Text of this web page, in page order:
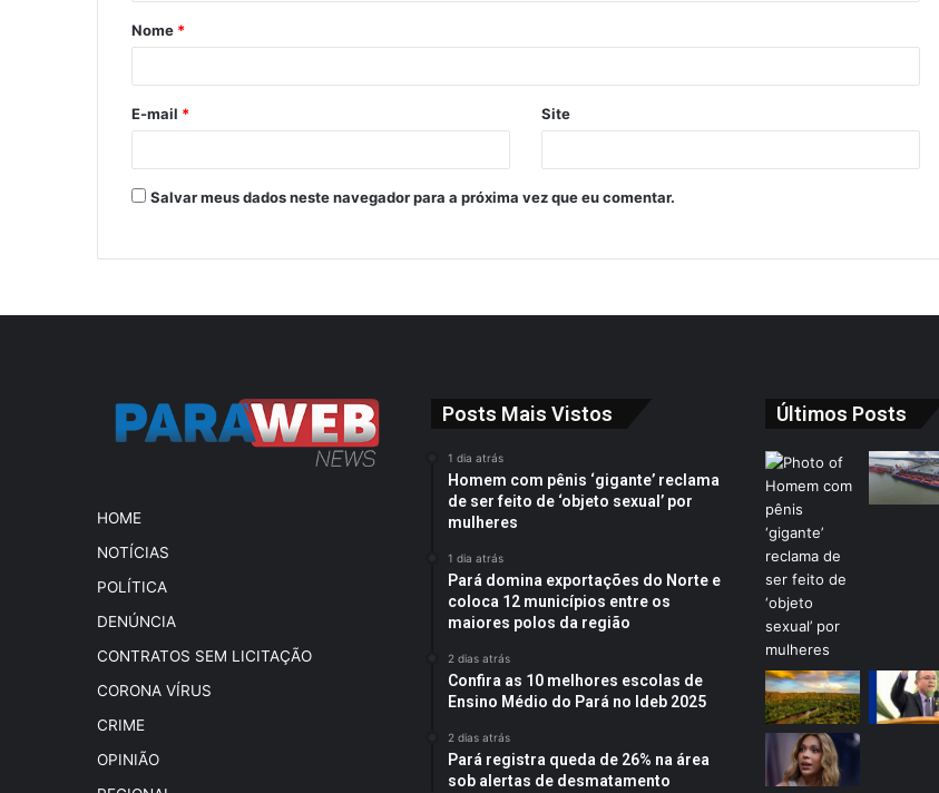
Nome *
E-mail * Site
Salvar meus dados neste navegador para a próxima vez que eu comentar.
HOME
NOTÍCIAS
POLÍTICA
DENÚNCIA
CONTRATOS SEM LICITAÇÃO
CORONA VÍRUS
CRIME
OPINIÃO
Posts Mais Vistos
1 dia atrás
Homem com pênis ‘gigante’ reclama
de ser feito de ‘objeto sexual’ por
mulheres
1 dia atrás
Pará domina exportações do Norte e
coloca 12 municípios entre os
maiores polos da região
2 dias atrás
Confira as 10 melhores escolas de
Ensino Médio do Pará no Ideb 2025
2 dias atrás
Pará registra queda de 26% na área
sob alertas de desmatamento
Últimos Posts